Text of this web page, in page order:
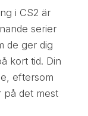
i CS2 är
serier
de ger dig
kort tid. Din
eftersom
på det mest